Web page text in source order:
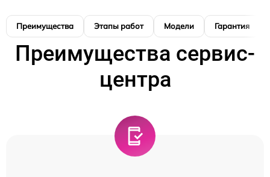
Преимущества Этапы работ Модели Гарантия
Преимущества сервис-
центра